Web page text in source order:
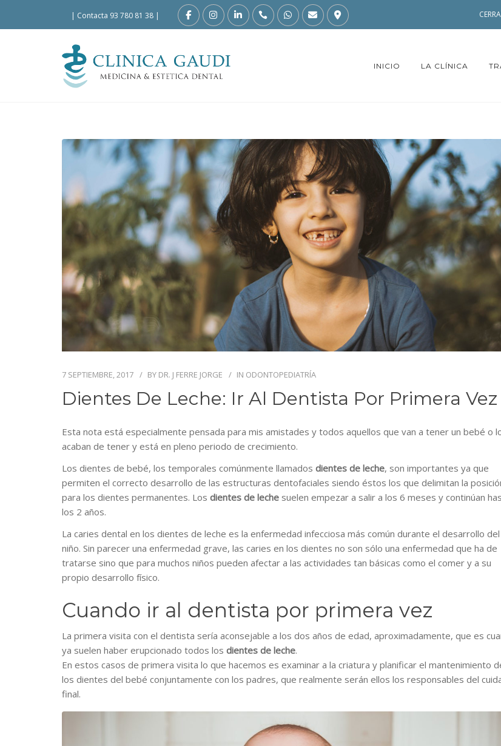
| Contacta 93 780 81 38 |
INICIO LA CLÍNICA
7 SEPTIEMBRE, 2017 BY DR. J FERRE JORGE IN ODONTOPEDIATRÍA
Dientes De Leche: Ir Al Dentista Por Primera Vez
Esta nota está especialmente pensada para mis amistades y todos aquellos que van a tener un bebé o
acaban de tener y está en pleno periodo de crecimiento.
Los dientes de bebé, los temporales comúnmente llamados dientes de leche, son importantes ya que
permiten el correcto desarrollo de las estructuras dentofaciales siendo éstos los que delimitan la
para los dientes permanentes. Los dientes de leche suelen empezar a salir a los 6 meses y continúan
los 2 años.
La caries dental en los dientes de leche es la enfermedad infecciosa más común durante el desarrollo del
niño. Sin parecer una enfermedad grave, las caries en los dientes no son sólo una enfermedad que ha de
tratarse sino que para muchos niños pueden afectar a las actividades tan básicas como el comer y a su
propio desarrollo físico.
Cuando ir al dentista por primera vez
La primera visita con el dentista sería aconsejable a los dos años de edad, aproximadamente, que es
ya suelen haber erupcionado todos los dientes de leche.
En estos casos de primera visita lo que hacemos es examinar a la criatura y planificar el mantenimiento
los dientes del bebé conjuntamente con los padres, que realmente serán ellos los responsables del
final.